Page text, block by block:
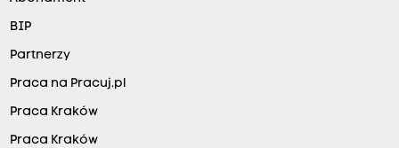
BIP
Partnerzy
Praca na Pracuj.pl
Praca Kraków
Praca Kraków